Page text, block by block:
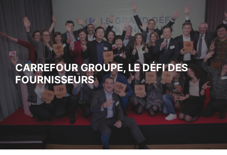
CARREFOUR GROUPE, LE DÉFI DES
FOURNISSEURS